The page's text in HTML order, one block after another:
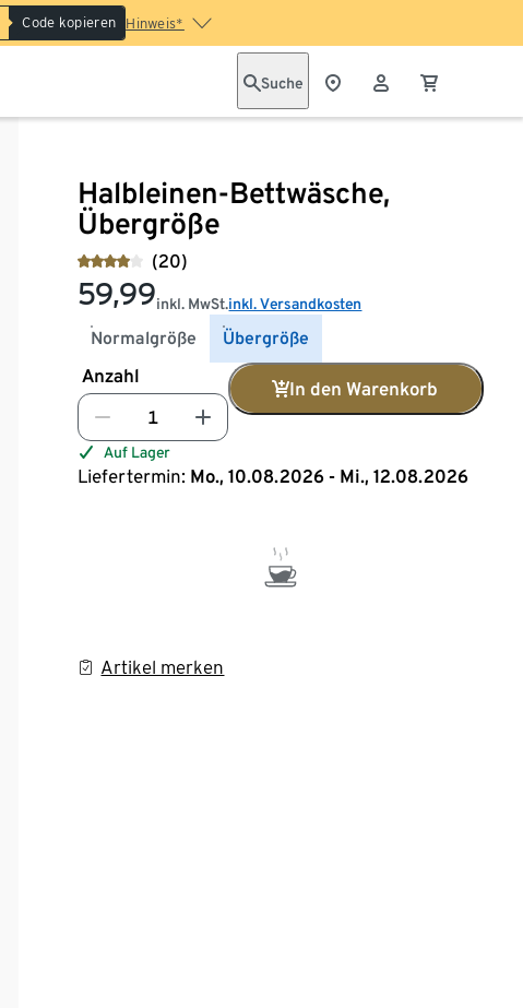
Code kopieren Hinweis*
Suche
Halbleinen-Bettwäsche,
Übergröße
(20)
59,99inkl. MwSt.inkl. Versandkosten
Normalgröße Übergröße
Anzahl
In den Warenkorb
Auf Lager
Liefertermin: Mo., 10.08.2026 - Mi., 12.08.2026
Artikel merken